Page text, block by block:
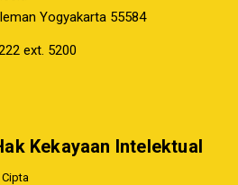
Yogyakarta 55584
ext. 5200
Kekayaan Intelektual